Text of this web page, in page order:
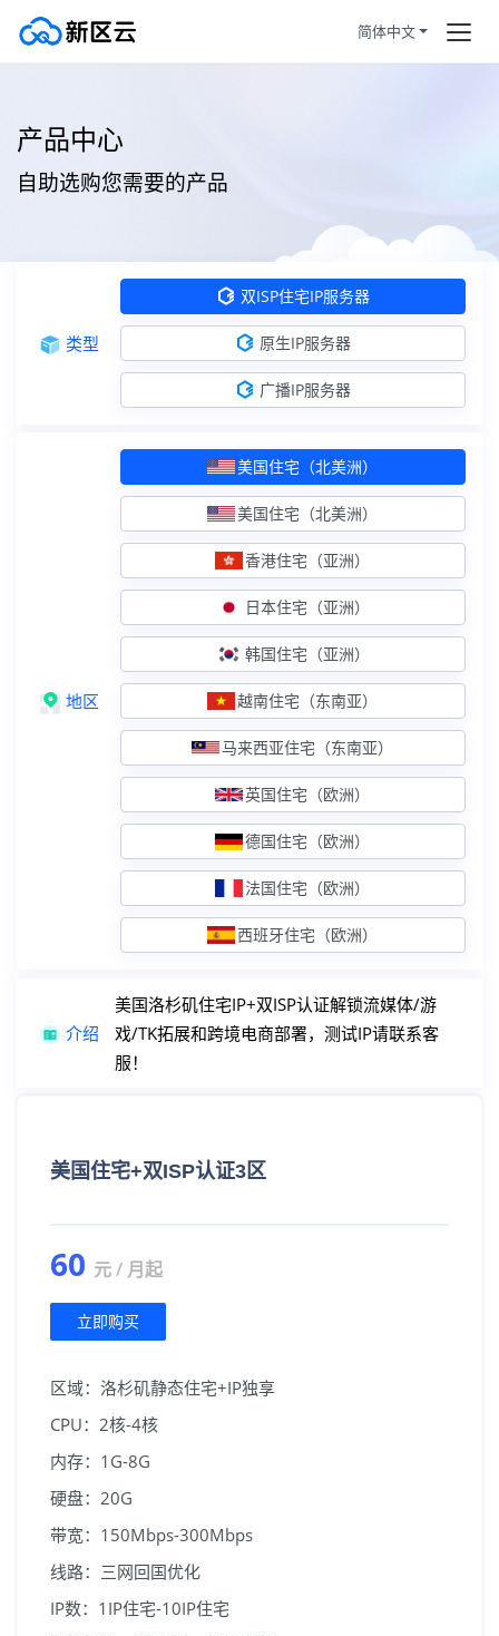
订购产品
服务条款
注册/登陆
香港住宅（亚洲） 住宅IP+双ISP认证
日本住宅（亚洲）
韩国住宅（亚洲）
越南住宅（东南亚） 住宅IP+双ISP认证
马来西亚住宅（东南亚）
英国住宅（欧洲）
德国住宅（欧洲）
法国住宅（欧洲） 住宅IP+双ISP认证
西班牙住宅（欧洲） 住宅IP+双ISP认证
原生IP服务器
台湾原生 原生IP+解锁外流媒体
香港精品CN2 原生IP+双向CN2线路
香港大带宽CN2 原生IP+双向30M起步
广播IP服务器
韩国首尔 广播IP+首尔直连线路
简体中文
产品中心
自助选购您需要的产品
类型
双ISP住宅IP服务器
原生IP服务器
广播IP服务器
地区
美国住宅（北美洲）
美国住宅（北美洲）
香港住宅（亚洲）
日本住宅（亚洲）
韩国住宅（亚洲）
越南住宅（东南亚）
马来西亚住宅（东南亚）
英国住宅（欧洲）
德国住宅（欧洲）
法国住宅（欧洲）
西班牙住宅（欧洲）
介绍
美国洛杉矶住宅IP+双ISP认证解锁流媒体/游
戏/TK拓展和跨境电商部署，测试IP请联系客
服！
美国住宅+双ISP认证3区
60 元 / 月起
立即购买
区域：洛杉矶静态住宅+IP独享
CPU：2核-4核
内存：1G-8G
硬盘：20G
带宽：150Mbps-300Mbps
线路：三网回国优化
IP数：1IP住宅-10IP住宅